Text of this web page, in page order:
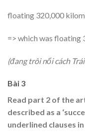
floating 320,000
=> which was floating
(đang trôi nổi cách
Bài 3
Read part 2 of the
described as a
underlined clauses